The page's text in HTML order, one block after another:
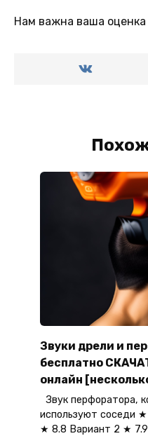
Нам важна ваша оценка
Звуки дрели и
бесплатно
онлайн
Звук перфоратора,
используют соседи
★ 8.8 Вариант 2 ★ 7.9